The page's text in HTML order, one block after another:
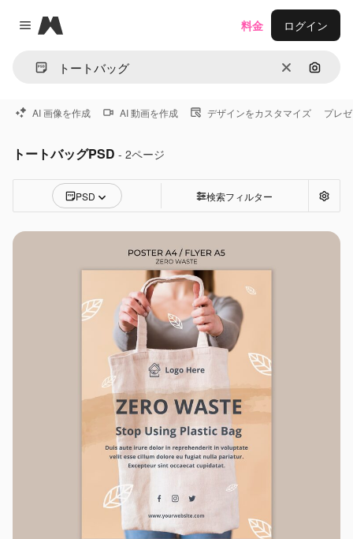
Close menu
Magnific
消去 画像で
料金 ログイン
AI 画像を作成 AI 動画を作成 デザインをカスタマイズ プレ
トートバッグPSD - 2ページ
PSD 検索フィルター